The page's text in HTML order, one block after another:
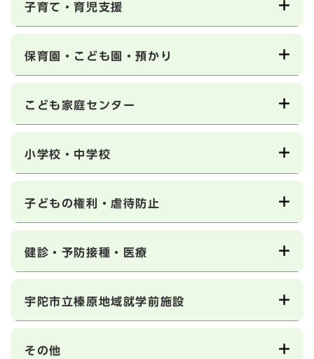
子育て・育児支援
保育園・こども園・預かり
こども家庭センター
小学校・中学校
子どもの権利・虐待防止
健診・予防接種・医療
宇陀市立榛原地域就学前施設
その他